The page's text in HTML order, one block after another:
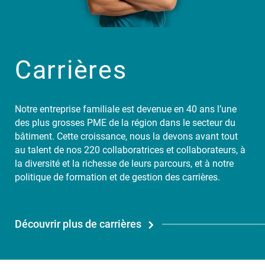
Carrières
Notre entreprise familiale est devenue en 40 ans l’une
des plus grosses PME de la région dans le secteur du
bâtiment. Cette croissance, nous la devons avant tout
au talent de nos 220 collaboratrices et collaborateurs, à
la diversité et la richesse de leurs parcours, et à notre
politique de formation et de gestion des carrières.
Découvrir plus de carrières